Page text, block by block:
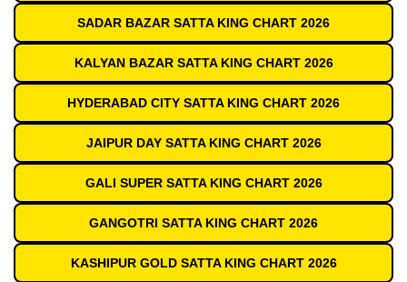
SADAR BAZAR SATTA KING CHART 2026
KALYAN BAZAR SATTA KING CHART 2026
HYDERABAD CITY SATTA KING CHART 2026
JAIPUR DAY SATTA KING CHART 2026
GALI SUPER SATTA KING CHART 2026
GANGOTRI SATTA KING CHART 2026
KASHIPUR GOLD SATTA KING CHART 2026